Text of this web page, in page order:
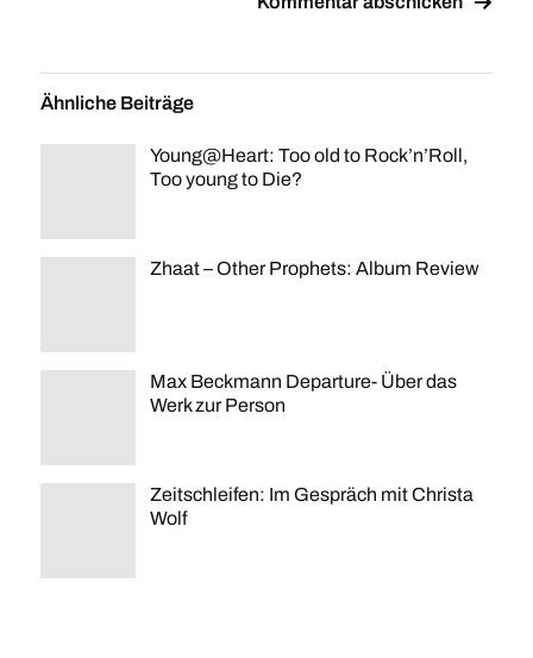
Ähnliche Beiträge
Young@Heart: Too old to Rock’n’Roll,
Too young to Die?
Zhaat – Other Prophets: Album Review
Max Beckmann Departure- Über das
Werk zur Person
Zeitschleifen: Im Gespräch mit Christa
Wolf